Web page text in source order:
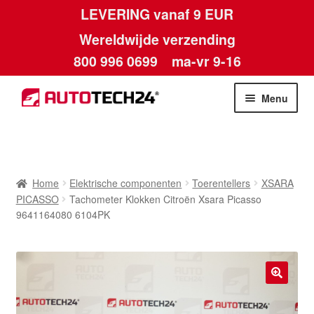
LEVERING vanaf 9 EUR
Wereldwijde verzending
800 996 0699 ma-vr 9-16
Ga
door
Ga
naar
Menu
Algemene voorwaarden
Betalingen
Home Elektrische componenten Toerentellers
XSARA
PICASSO
Tachometer Klokken Citroën Xsara Picasso
9641164080 6104PK